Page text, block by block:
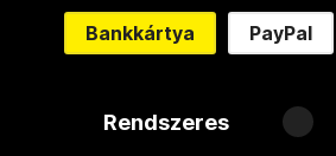
Bankkártya PayPal
Rendszeres